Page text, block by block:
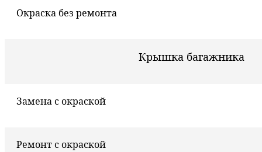
Окраска без ремонта
Крышка багажника
Замена с окраской
Ремонт с окраской